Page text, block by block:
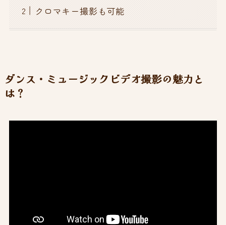
クロマキー撮影も可能
ダンス・ミュージックビデオ撮影の魅力と
は？